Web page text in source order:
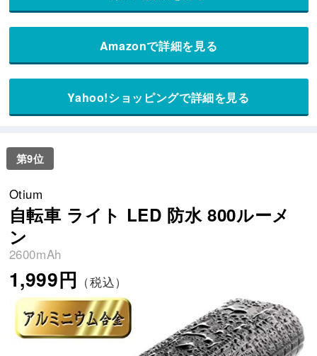
Amazonで詳細を見る
Yahoo!ショッピングで詳細を見る
第9位
Otium
自転車 ライト LED 防水 800ルーメ
ン
2600mAh
1,999円 （税込）